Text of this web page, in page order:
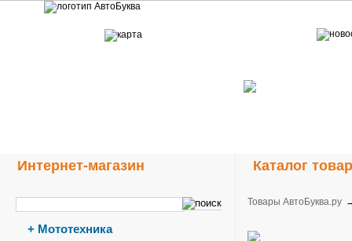
Интернет-магазин
+ Мототехника
Каталог
Товары АвтоБуква.ру